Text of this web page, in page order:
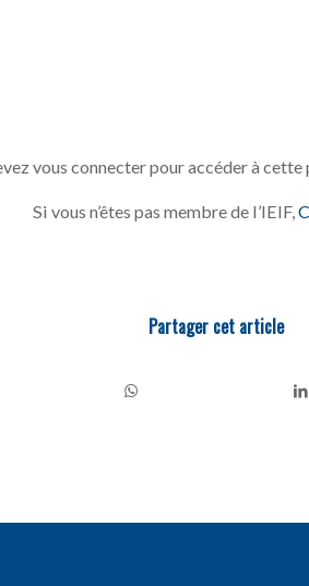
vous connecter pour accéder à cette
Si vous n’êtes pas membre de l’IEIF,
Partager cet article